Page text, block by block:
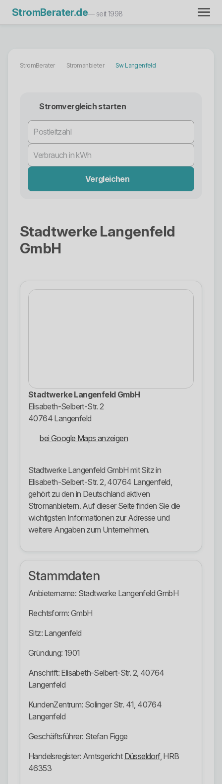
StromBerater.de— seit 1998
StromBerater Stromanbieter Sw Langenfeld
Stromvergleich starten
Vergleichen
Stadtwerke Langenfeld
GmbH
Stadtwerke Langenfeld GmbH
Elisabeth-Selbert-Str. 2
40764 Langenfeld
bei Google Maps anzeigen
Stadtwerke Langenfeld GmbH mit Sitz in
Elisabeth-Selbert-Str. 2, 40764 Langenfeld,
gehört zu den in Deutschland aktiven
Stromanbietern. Auf dieser Seite finden Sie die
wichtigsten Informationen zur Adresse und
weitere Angaben zum Unternehmen.
Stammdaten
Anbietername: Stadtwerke Langenfeld GmbH
Rechtsform: GmbH
Sitz: Langenfeld
Gründung: 1901
Anschrift: Elisabeth-Selbert-Str. 2, 40764
Langenfeld
KundenZentrum: Solinger Str. 41, 40764
Langenfeld
Geschäftsführer: Stefan Figge
Handelsregister: Amtsgericht Düsseldorf, HRB
46353